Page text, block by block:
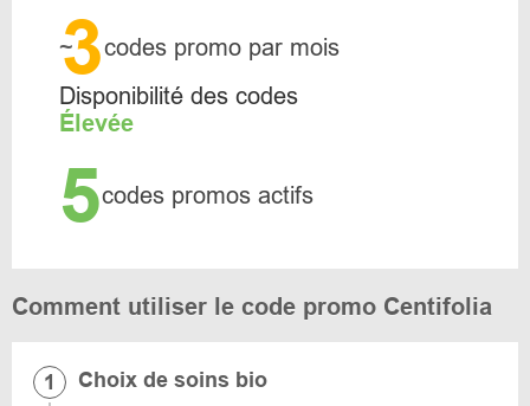
~
3codes promo par mois
Disponibilité des codes
Élevée
5codes promos actifs
Comment utiliser le code promo Centifolia
Choix de soins bio